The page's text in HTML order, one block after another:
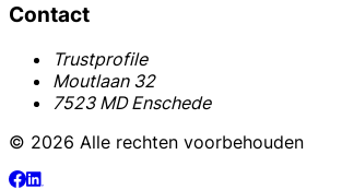
Contact
Trustprofile
Moutlaan 32
7523 MD Enschede
© 2026 Alle rechten voorbehouden